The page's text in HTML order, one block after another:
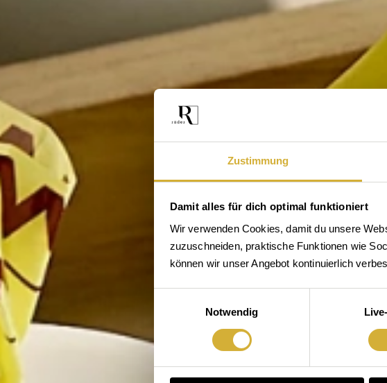
Zustimmung
Damit alles für dich optimal funktioniert
Wir verwenden Cookies, damit du unsere
zuzuschneiden, praktische Funktionen wie
können wir unser Angebot kontinuierlich
Notwendig